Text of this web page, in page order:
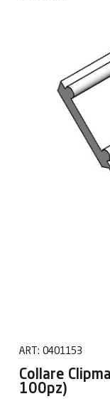
ART: 0401153
Collare
100pz)